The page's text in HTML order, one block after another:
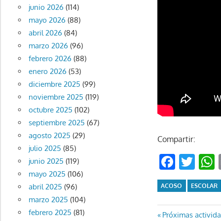
Compartir:
ACOSO ESCOLAR
Entrada
Próximas
junio 2026 (114)
mayo 2026 (88)
abril 2026 (84)
marzo 2026 (96)
febrero 2026 (88)
enero 2026 (53)
diciembre 2025 (99)
noviembre 2025 (119)
octubre 2025 (102)
septiembre 2025 (67)
agosto 2025 (29)
julio 2025 (85)
junio 2025 (119)
mayo 2025 (106)
abril 2025 (96)
marzo 2025 (104)
febrero 2025 (81)